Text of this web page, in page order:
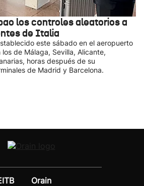
los controles aleatorios a
de Italia
este sábado en el aeropuerto
de Málaga, Sevilla, Alicante,
horas después de su
de Madrid y Barcelona.
Orain